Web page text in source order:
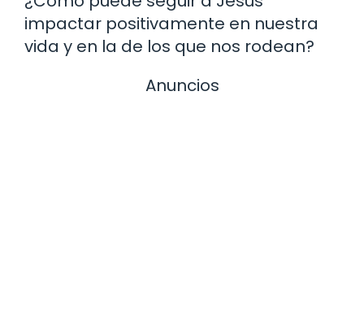
impactar positivamente en nuestra
vida y en la de los que nos rodean?
Anuncios